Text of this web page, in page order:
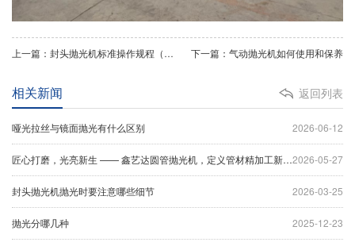
上一篇：封头抛光机标准操作规程（SOP） 下一篇：气动抛光机如何使用和保养
返回列表
相关新闻
2026-06-12
哑光拉丝与镜面抛光有什么区别
2026-05-27
匠心打磨，光亮新生 —— 鑫艺达圆管抛光机，定义管材精加工新标杆
2026-03-25
封头抛光机抛光时要注意哪些细节
2025-12-23
抛光分哪几种